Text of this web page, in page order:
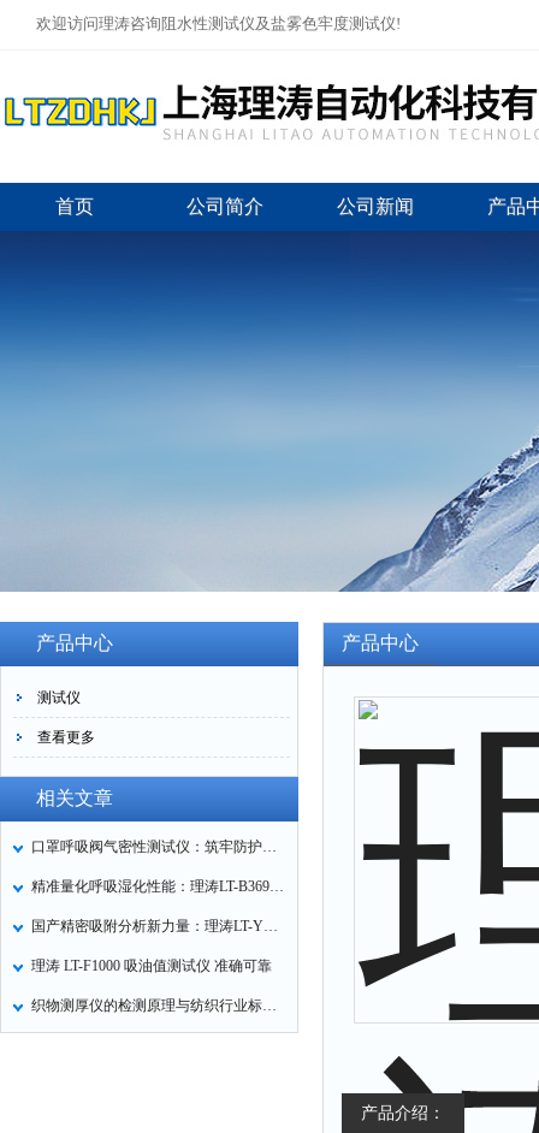
欢迎访问理涛咨询阻水性测试仪及盐雾色牢度测试仪!
首页 公司简介 公司新闻 产品
产品中心
测试仪
查看更多
相关文章
口罩呼吸阀气密性测试仪：筑牢防护口罩的质量关卡
精准量化呼吸湿化性能：理涛LT-B369湿化器数据采集装置技术解析
国产精密吸附分析新力量：理涛LT-Y019A全自动高压吸附仪的性能与应用解析
理涛 LT-F1000 吸油值测试仪 准确可靠
织物测厚仪的检测原理与纺织行业标准化应用
产品中心
产品介绍：